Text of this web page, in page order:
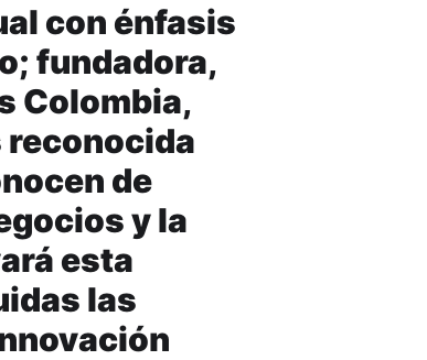
con énfasis
fundadora,
Colombia,
reconocida
de
y la
esta
las